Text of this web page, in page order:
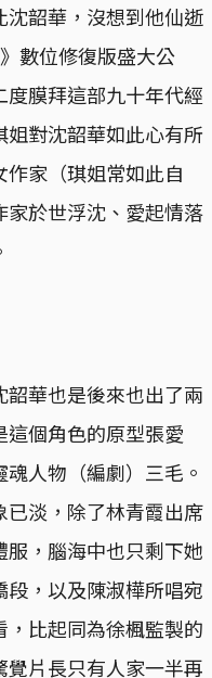
韶華，沒想到他仙逝
數位修復版盛大公
膜拜這部九十年代經
對沈韶華如此心有所
家（琪姐常如此自
於世浮沈、愛起情落
華也是後來也出了兩
個角色的原型張愛
人物（編劇）三毛。
淡，除了林青霞出席
，腦海中也只剩下她
，以及陳淑樺所唱宛
比起同為徐楓監製的
覺片長只有人家一半再